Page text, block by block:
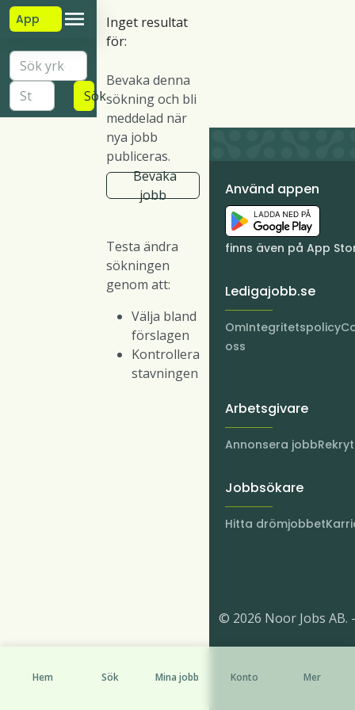
App
Sök
Inget resultat
för:
Bevaka denna
sökning och bli
meddelad när
nya jobb
publiceras.
Bevaka
jobb
Testa ändra
sökningen
genom att:
Välja bland
förslagen
Kontrollera
stavningen
Använd appen
finns även på App
Ledigajobb.se
Om
oss
Integritetspolicy
Arbetsgivare
Annonsera jobb
Jobbsökare
Hitta drömjobbet
© 2026 Noor Jobs AB.
Hem Sök Mina jobb Konto Mer